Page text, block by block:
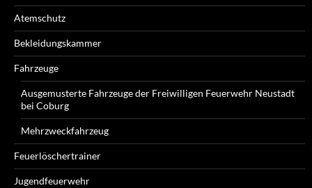
Atemschutz
Bekleidungskammer
Fahrzeuge
Ausgemusterte Fahrzeuge der Freiwilligen Feuerwehr Neustadt
bei Coburg
Mehrzweckfahrzeug
Feuerlöschertrainer
Jugendfeuerwehr